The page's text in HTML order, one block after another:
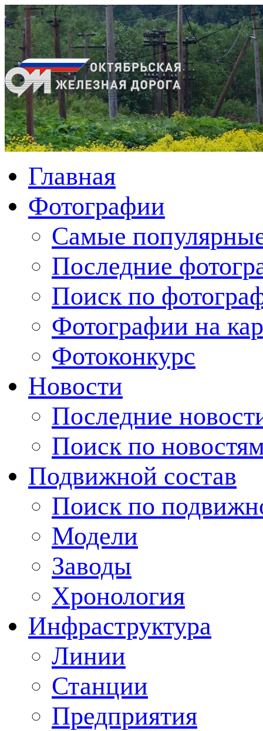
Главная
Фотографии
Cамые
Последние
Поиск по
Фотографии на
Фотоконкурс
Новости
Последние
Поиск по
Подвижной состав
Поиск по
Модели
Заводы
Хронология
Инфраструктура
Линии
Станции
Предприятия